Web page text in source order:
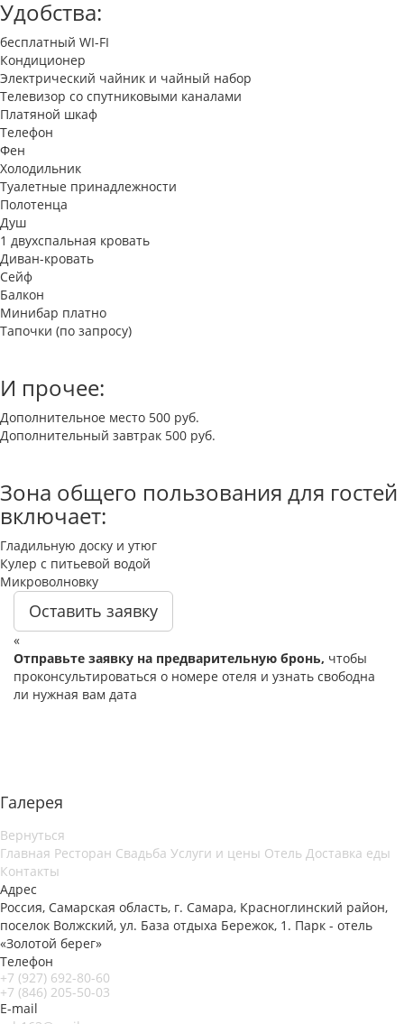
Удобства:
бесплатный WI-FI
Кондиционер
Электрический чайник и чайный набор
Телевизор со спутниковыми каналами
Платяной шкаф
Телефон
Фен
Холодильник
Туалетные принадлежности
Полотенца
Душ
1 двухспальная кровать
Диван-кровать
Cейф
Балкон
Минибар платно
Тапочки (по запросу)
И прочее:
Дополнительное место 500 руб.
Дополнительный завтрак 500 руб.
Зона общего пользования для гостей
включает:
Гладильную доску и утюг
Кулер с питьевой водой
Микроволновку
Оставить заявку
«
Отправьте заявку на предварительную бронь, чтобы
проконсультироваться о номере отеля и узнать свободна
ли нужная вам дата
Галерея
Вернуться
Главная Ресторан Свадьба Услуги и цены Отель Доставка еды
Контакты
Адрес
Россия, Самарская область, г. Самара, Красноглинский район,
поселок Волжский, ул. База отдыха Бережок, 1. Парк - отель
«Золотой берег»
Телефон
+7 (927) 692-80-60
+7 (846) 205-50-03
E-mail